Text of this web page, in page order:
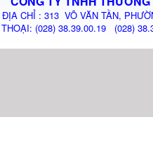
ĐỊA CHỈ : 313 VÕ VĂN TẦN,
(028) 38.39.00.19 (028)